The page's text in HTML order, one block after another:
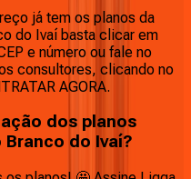
já tem os planos da
do Ivaí basta clicar em
e número ou fale no
consultores, clicando no
AGORA.
dos planos
do Ivaí?